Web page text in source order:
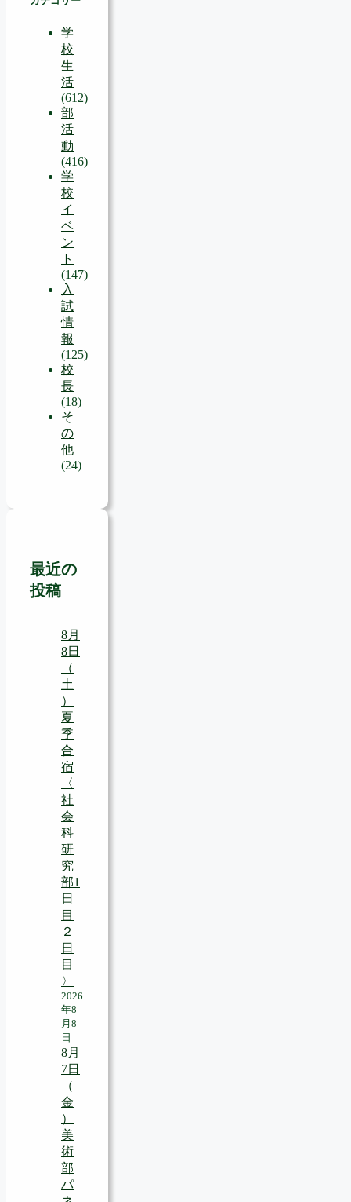
学
校
生
活
(612)
部
活
動
(416)
学
校
イ
ベ
ン
ト
(147)
入
試
情
報
(125)
校
長
(18)
そ
の
他
(24)
最近の
投稿
8月
8日
（
土
）
夏
季
合
宿
〈
社
会
科
研
究
部1
日
目
２
日
目
〉
2026
年8
月8
日
8月
7日
（
金
）
美
術
部
パ